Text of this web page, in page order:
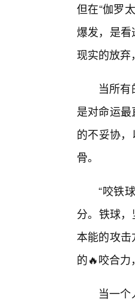
但在“伽罗
爆发，是
现实的放弃
当所
是对命运
的不妥协
骨。
“咬铁
分。铁球
本能的攻
的🔥咬合
当一